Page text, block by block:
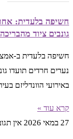
חשיפה בלעדית:
גונבים ציוד
חשיפה בלעדית ב-
נערים חרדים תועדו
באירועי הוונדליזם
קרא עוד »
27 במאי 2026
אין